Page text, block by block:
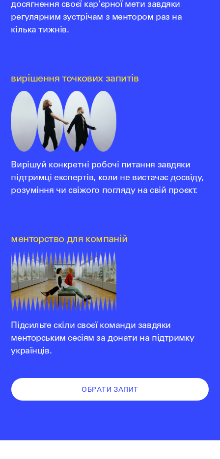
досягнення своєї кар’єрної мети завдяки
регулярним зустрічам з ментором раз на
кілька тижнів.
вирішення точкових запитів
Вирішуй конкретні робочі питання завдяки
підтримці експертів, коли не вистачає досвіду,
розуміння чи свіжого погляду на свій проєкт.
менторство для компаній
Підсильте скіли своєї команди завдяки
менторським сесіям за донати на підтримку
українців.
ОБРАТИ ЗАПИТ